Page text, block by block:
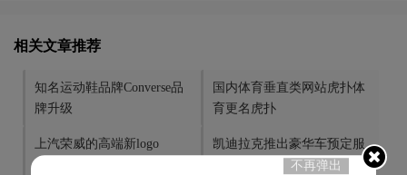
相关文章推荐
知名运动鞋品牌Converse品
牌升级
国内体育垂直类网站虎扑体
育更名虎扑
上汽荣威的高端新logo
凯迪拉克推出豪华车预定服
不再弹出